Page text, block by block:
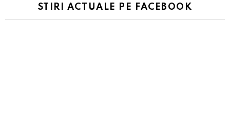
STIRI ACTUALE PE FACEBOOK